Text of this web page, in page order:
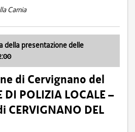
Carnia
della presentazione delle
di Cervignano del
DI POLIZIA LOCALE –
CERVIGNANO DEL